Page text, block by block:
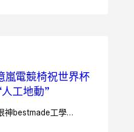
嵐電競椅祝世界杯
工地動”
神bestmade工學…